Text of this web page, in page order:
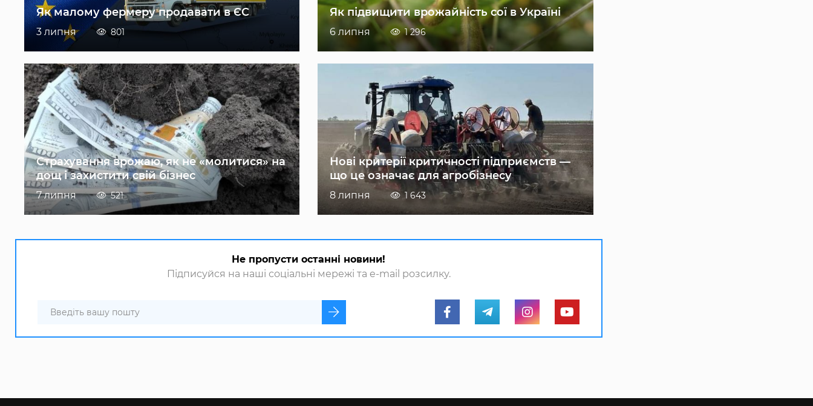
Як малому фермеру продавати в ЄС
3 липня 801
Як підвищити врожайність сої в Україні
6 липня 1 296
Страхування врожаю, як не «молитися» на
дощ і захистити свій бізнес
7 липня 521
Нові критерії критичності підприємств —
що це означає для агробізнесу
8 липня 1 643
Не пропусти останні новини!
Підписуйся на наші соціальні мережі та e-mail розсилку.